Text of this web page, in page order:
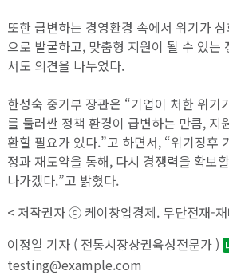
또한 급변하는 경영환경 속에서 위기가
으로 발굴하고, 맞춤형 지원이 될 수 있는
서도 의견을 나누었다.
한성숙 중기부 장관은 “기업이 처한 위기
를 둘러싼 정책 환경이 급변하는 만큼, 지
환할 필요가 있다.”고 하면서, “위기징후
정과 재도약을 통해, 다시 경쟁력을 확보
나가겠다.”고 밝혔다.
< 저작권자 ⓒ 케이창업경제. 무단전재-
이정일 기자 ( 전통시장상권육성전문가 )
testing@example.com